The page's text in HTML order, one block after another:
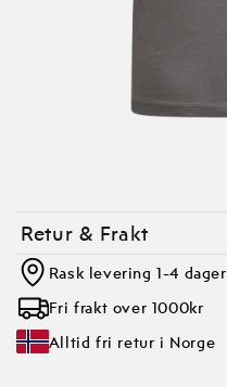
Retur & Frakt
Rask levering 1-4 dager
Fri frakt over 1000kr
Alltid fri retur i Norge